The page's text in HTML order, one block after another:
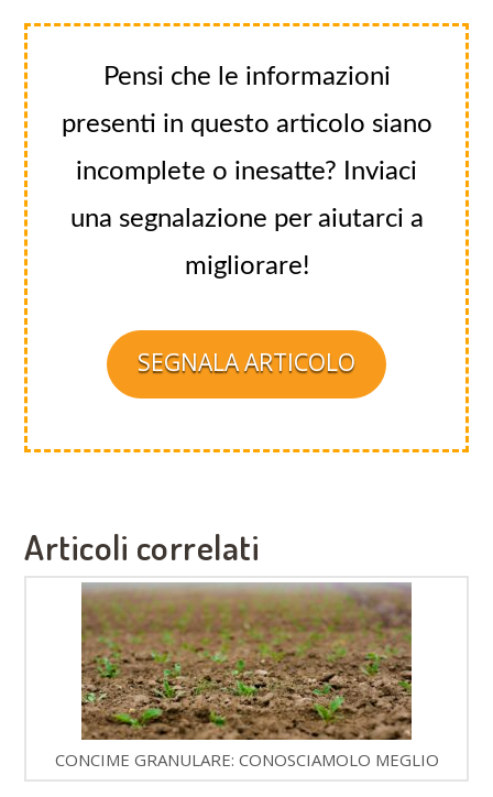
Pensi che le informazioni
presenti in questo articolo siano
incomplete o inesatte? Inviaci
una segnalazione per aiutarci a
migliorare!
SEGNALA ARTICOLO
Articoli correlati
CONCIME GRANULARE: CONOSCIAMOLO MEGLIO